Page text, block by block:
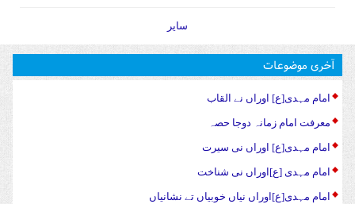
سایر
آخری موضوعات
امام مہدی[ع] اوراں نے القاب
معرفت امام زمانہ دوجا حصہ
امام مہدی[ع] اوراں نی سیرت
امام مہدی [ع]اوراں نی شناخت
امام مہدی[ع]اوراں نیاں خوبیاں تے نشانیاں